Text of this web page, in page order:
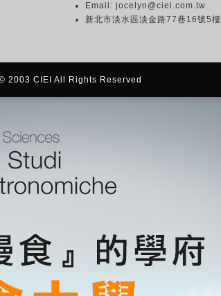
Email: jocelyn@ciei.com.tw
新北市淡水區淡金路77巷16號5樓
2003 CIEI All Rights Reserved